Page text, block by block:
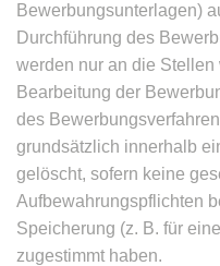
Bewerbungsunterlagen)
Durchführung des
werden nur an die
Bearbeitung der
des
grundsätzlich innerhalb
gelöscht, sofern keine
Aufbewahrungspflichten
Speicherung (z. B. für
zugestimmt haben.